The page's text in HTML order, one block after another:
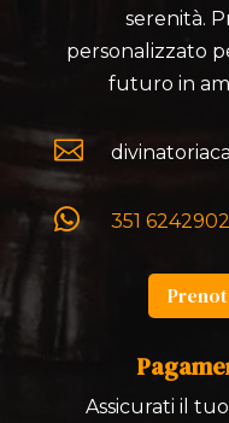
serenità.
personalizzato
futuro in

 351 6242902
Assicurati il